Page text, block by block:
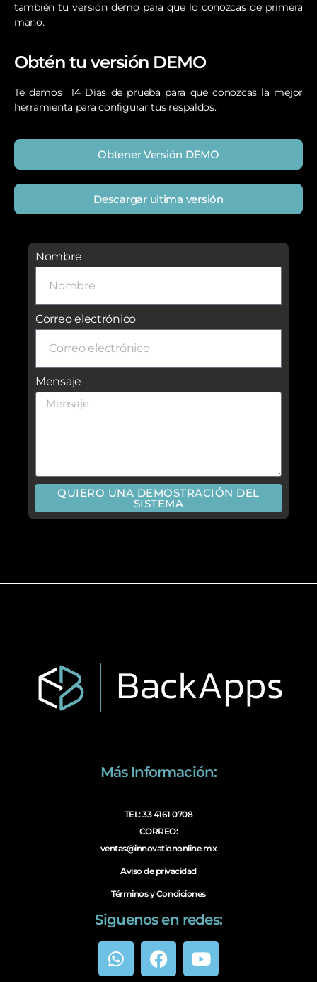
también tu versión demo para que lo conozcas de primera
mano.
Obtén tu versión DEMO
Te damos 14 Días de prueba para que conozcas la mejor
herramienta para configurar tus respaldos.
Obtener Versión DEMO
Descargar ultima versión
Nombre
Correo electrónico
Mensaje
QUIERO UNA DEMOSTRACIÓN DEL
SISTEMA
Más Información:
TEL: 33 4161 0708
CORREO:
ventas@innovationonline.mx
Aviso de privacidad
Términos y Condiciones
Siguenos en redes: